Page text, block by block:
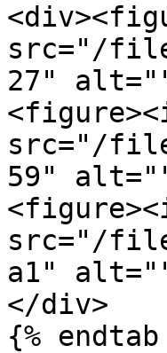
src="/
27"
src="/
59"
src="/
a1"
</div>
{% endtab